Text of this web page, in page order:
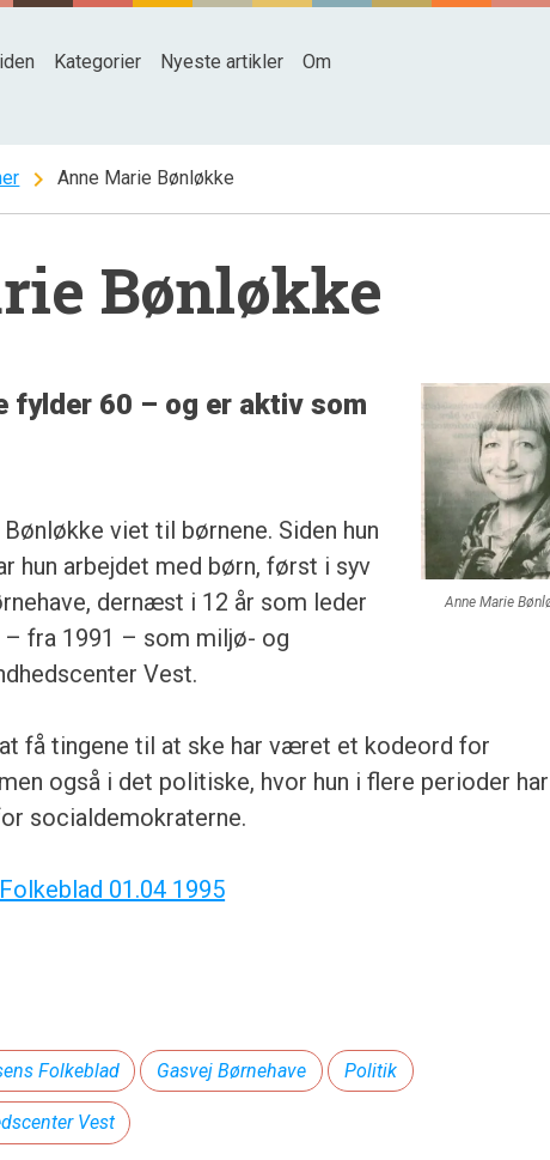
Kategorier Nyeste artikler Om
chevron_right Anne Marie Bønløkke
Bønløkke
Anne Marie
fylder 60 – og er aktiv som
viet til børnene. Siden hun
hun arbejdet med børn, først i syv
dernæst i 12 år som leder
fra 1991 – som miljø- og
Vest.
få tingene til at ske har været et kodeord for
også i det politiske, hvor hun i flere perioder har
socialdemokraterne.
01.04 1995
Folkeblad Gasvej Børnehave Politik
Vest